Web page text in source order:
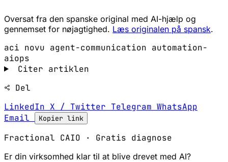
Oversat fra den spanske original med AI-hjælp og
gennemset for nøjagtighed. Læs originalen på spansk.
aci novu agent-communication automation-
aiops
Citer artiklen
Del
LinkedIn X / Twitter Telegram WhatsApp
Email
Kopier link
Fractional CAIO · Gratis diagnose
Er din virksomhed klar til at blive drevet med AI?